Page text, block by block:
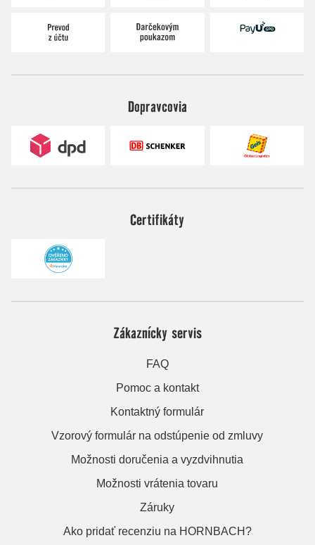
Dopravcovia
Certifikáty
Zákaznícky servis
FAQ
Pomoc a kontakt
Kontaktný formulár
Vzorový formulár na odstúpenie od zmluvy
Možnosti doručenia a vyzdvihnutia
Možnosti vrátenia tovaru
Záruky
Ako pridať recenziu na HORNBACH?